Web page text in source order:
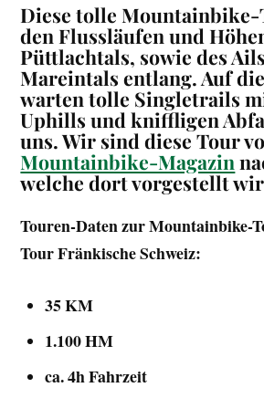
Diese tolle
den Flussläufen und
Püttlachtals, sowie des
Mareintals entlang. Auf
warten tolle Singletrails
Uphills und kniffligen
uns.Wir sind diese Tour
Mountainbike-Magazin
welche dort vorgestellt
Touren-Daten zur Mountainbike-
Tour Fränkische Schweiz:
35 KM
1.100 HM
ca. 4h Fahrzeit